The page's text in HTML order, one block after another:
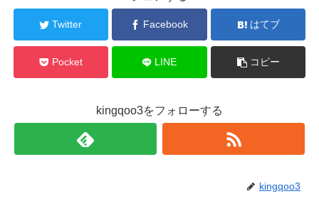
Twitter Facebook はてブ
Pocket LINE コピー
kingqoo3をフォローする
kingqoo3